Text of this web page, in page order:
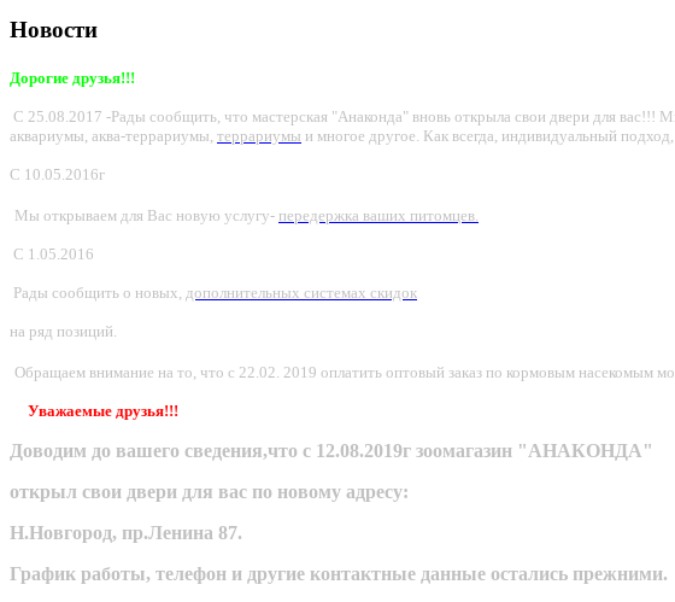
Новости
Дорогие друзья!!!
С 25.08.2017 -Рады сообщить, что мастерская "Анаконда" вновь открыла свои двери для
аквариумы, аква-террариумы, террариумы и многое другое. Как всегда, индивидуальный
С 10.05.2016г
Мы открываем для Вас новую услугу- передержка ваших питомцев.
С 1.05.2016
Рады сообщить о новых, дополнительных системах скидок
на ряд позиций.
Обращаем внимание на то, что с 22.02. 2019 оплатить оптовый заказ по кормовым насекомым
Уважаемые друзья!!!
Доводим до вашего сведения,что с 12.08.2019г зоомагазин "АНАКОНДА"
открыл свои двери для вас по новому адресу:
Н.Новгород, пр.Ленина 87.
График работы, телефон и другие контактные данные остались прежними.